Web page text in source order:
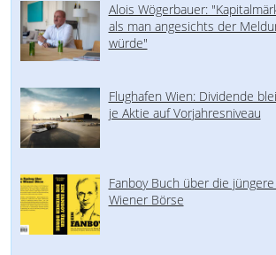
Alois Wögerbauer:
als man angesichts der
würde"
Flughafen Wien: Dividende
je Aktie auf Vorjahresniveau
Fanboy Buch über die
Wiener Börse